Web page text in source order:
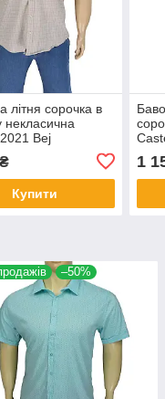
літня сорочка в
некласична
Bej
Купити
1
–50%